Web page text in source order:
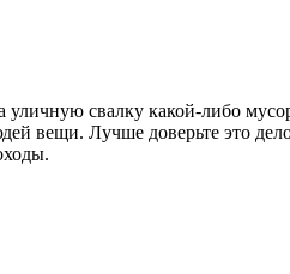
уличную свалку какой-либо
вещи. Лучше доверьте это